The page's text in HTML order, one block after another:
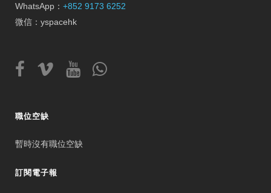
WhatsApp： +852 9173 6252
微信：yspacehk
職位空缺
暫時沒有職位空缺
訂閱電子報